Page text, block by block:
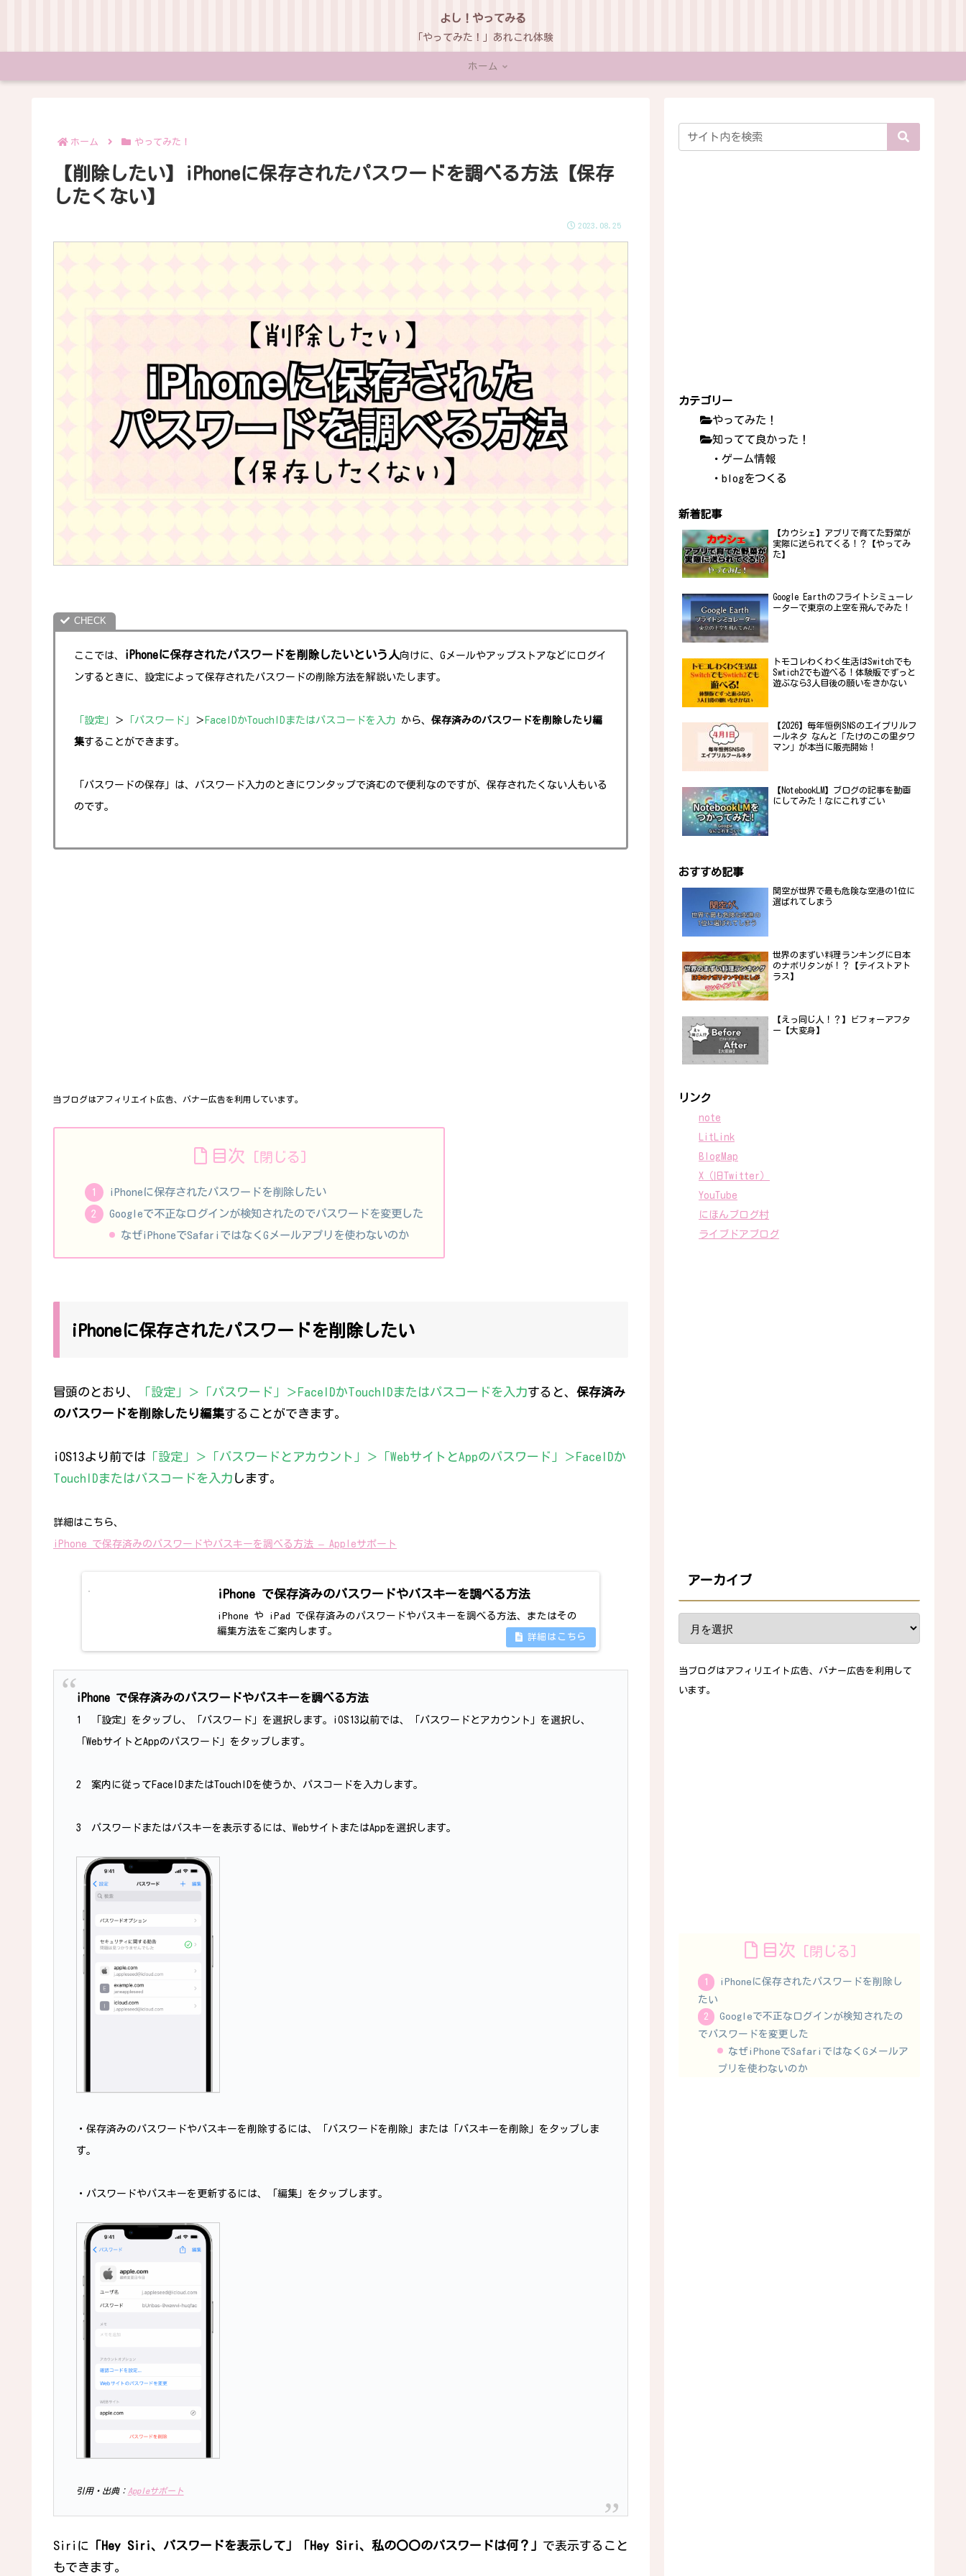
よし！やってみる
「やってみた！」あれこれ体験
ホーム
ホーム やってみた！
【削除したい】iPhoneに保存されたパスワードを調べる方法【保存
したくない】
2023.08.25
ここでは、 iPhoneに保存されたパスワードを削除したいという人向けに、Gメールやアップストアなどにログイ
ンするときに、設定によって保存されたパスワードの削除方法を解説いたします。
「設定」 ＞ 「パスワード」 ＞ FaceIDかTouchIDまたはパスコードを入力 から、 保存済みのパスワードを削除したり編
集することができます。
「パスワードの保存」は、パスワード入力のときにワンタップで済むので便利なのですが、保存されたくない人もいる
のです。
当ブログはアフィリエイト広告、バナー広告を利用しています。
目次
iPhoneに保存されたパスワードを削除したい
Googleで不正なログインが検知されたのでパスワードを変更した
なぜiPhoneでSafariではなくGメールアプリを使わないのか
iPhoneに保存されたパスワードを削除したい
冒頭のとおり、 「設定」＞「パスワード」＞FaceIDかTouchIDまたはパスコードを入力すると、 保存済み
のパスワードを削除したり編集することができます。
iOS13より前では 「設定」＞「パスワードとアカウント」＞「WebサイトとAppのパスワード」＞FaceIDか
TouchIDまたはパスコードを入力 します。
詳細はこちら、
iPhone で保存済みのパスワードやパスキーを調べる方法 – Appleサポート
iPhone で保存済みのパスワードやパスキーを調べる方法
iPhone や iPad で保存済みのパスワードやパスキーを調べる方法、またはその
編集方法をご案内します。
iPhone で保存済みのパスワードやパスキーを調べる方法
1 「設定」をタップし、「パスワード」を選択します。iOS13以前では、「パスワードとアカウント」を選択し、
「WebサイトとAppのパスワード」をタップします。
2 案内に従ってFaceIDまたはTouchIDを使うか、パスコードを入力します。
3 パスワードまたはパスキーを表示するには、WebサイトまたはAppを選択します。
・保存済みのパスワードやパスキーを削除するには、「パスワードを削除」または「パスキーを削除」をタップしま
す。
・パスワードやパスキーを更新するには、「編集」をタップします。
引用・出典： Appleサポート
Siriに 「Hey Siri、パスワードを表示して」「Hey Siri、私の〇〇のパスワードは何？」 で表示すること
もできます。
カテゴリー
やってみた！
知ってて良かった！
・ゲーム情報
・blogをつくる
新着記事
【カウシェ】アプリで育てた野菜が
実際に送られてくる！？【やってみ
た】
Google Earthのフライトシミューレ
ーターで東京の上空を飛んでみた！
トモコレわくわく生活はSwitchでも
Swtich2でも遊べる！体験版でずっと
遊ぶなら3人目後の願いをきかない
【2026】毎年恒例SNSのエイプリルフ
ールネタ なんと「たけのこの里タワ
マン」が本当に販売開始！
【NotebookLM】ブログの記事を動画
にしてみた！なにこれすごい
おすすめ記事
関空が世界で最も危険な空港の1位に
選ばれてしまう
世界のまずい料理ランキングに日本
のナポリタンが！？【テイストアト
ラス】
【えっ同じ人！？】ビフォーアフタ
ー【大変身】
リンク
note
LitLink
BlogMap
X（旧Twitter）
YouTube
にほんブログ村
ライブドアブログ
アーカイブ
当ブログはアフィリエイト広告、バナー広告を利用して
います。
目次
iPhoneに保存されたパスワードを削除し
たい
Googleで不正なログインが検知されたの
でパスワードを変更した
なぜiPhoneでSafariではなくGメールア
プリを使わないのか